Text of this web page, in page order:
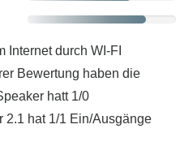
Internet durch WI-FI
Bewertung haben die
hatt 1/0
2.1 hat 1/1 Ein/Ausgänge